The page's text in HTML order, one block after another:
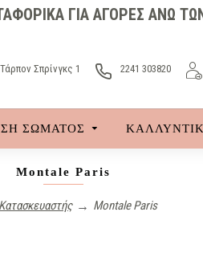
ΓΙΑ ΑΓΟΡΕΣ ΑΝΩ
Τάρπον Σπρίνγκς 1 2241 303820
ΣΩΜΑΤΟΣ
Κατασκευαστής Montale Paris
Montale Paris